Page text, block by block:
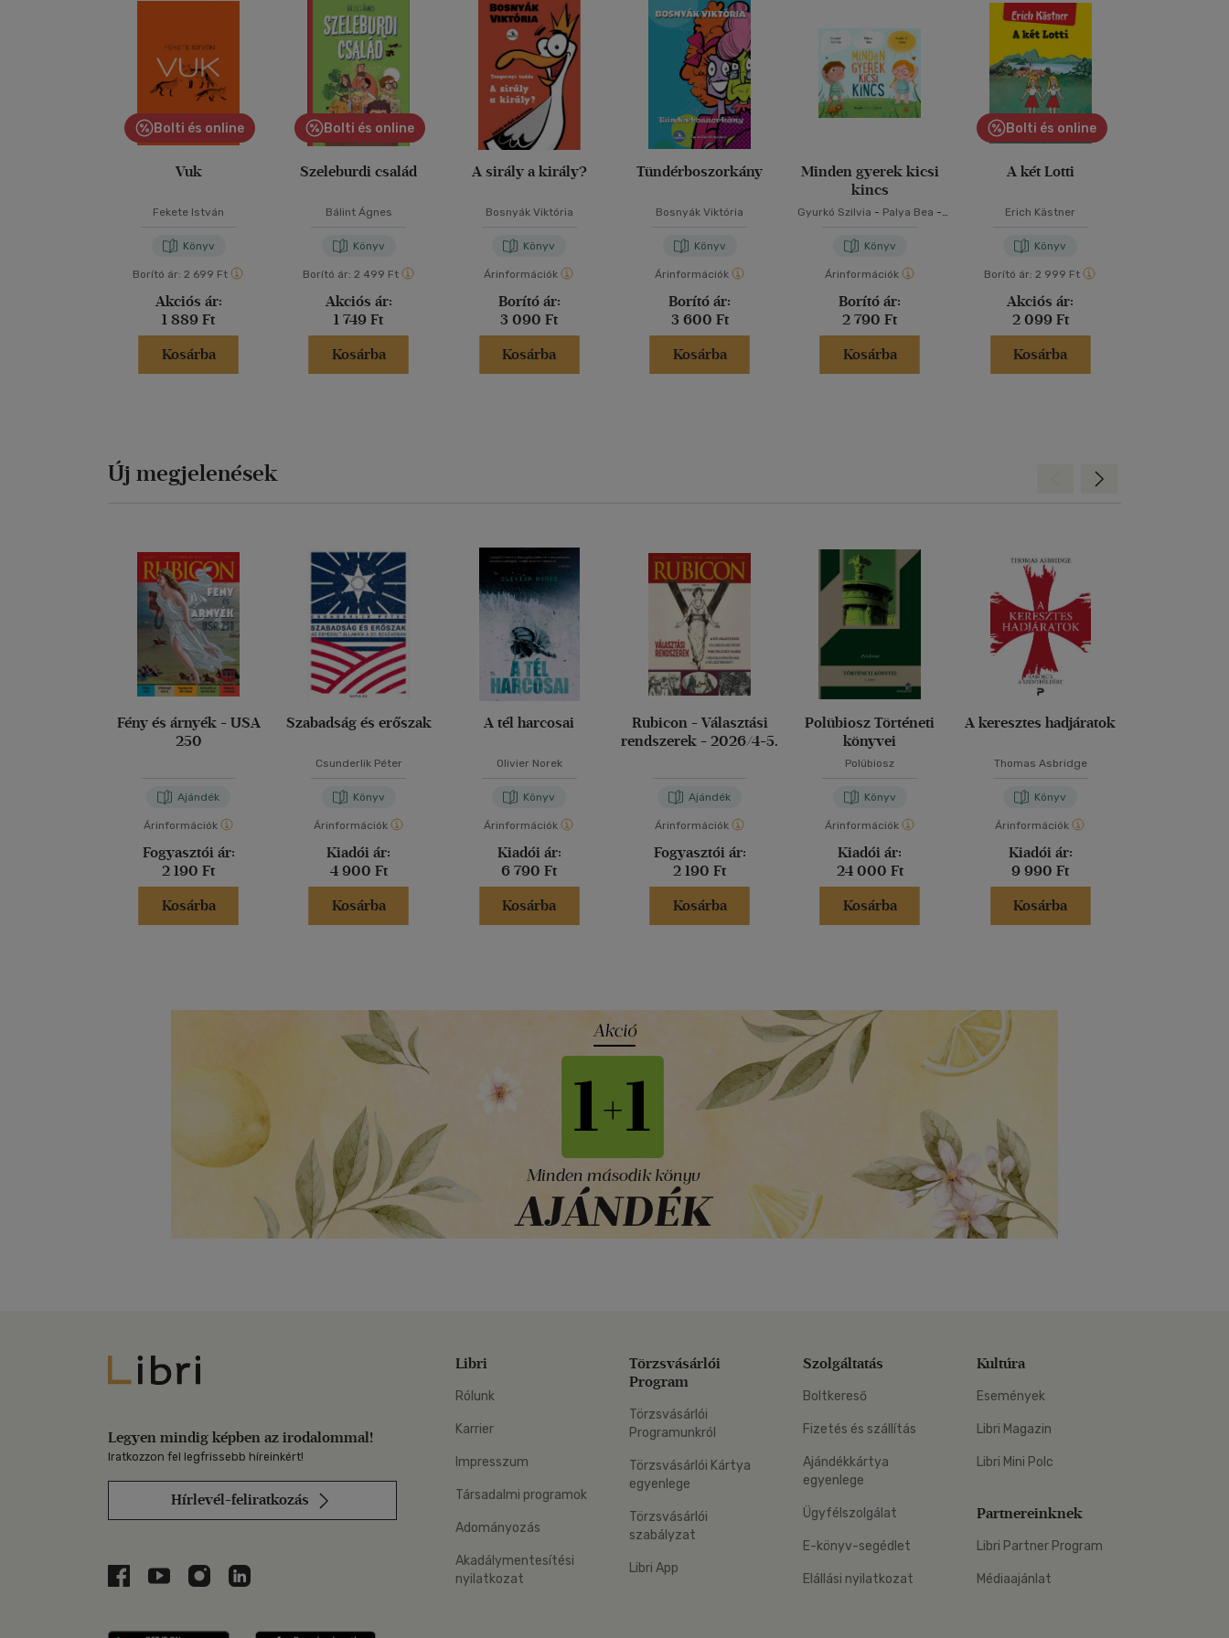
Bolti és online
Vuk
Fekete István
Könyv
Borító ár: 2 699 Ft
Akciós ár:
1 889 Ft
Kosárba
Bolti és online
Szeleburdi család
Bálint Ágnes
Könyv
Borító ár: 2 499 Ft
Akciós ár:
1 749 Ft
Kosárba
A sirály a király?
Bosnyák Viktória
Könyv
Árinformációk
Borító ár:
3 090 Ft
Kosárba
Tündérboszorkány
Bosnyák Viktória
Könyv
Árinformációk
Borító ár:
3 600 Ft
Kosárba
Minden gyerek kicsi
kincs
Gyurkó Szilvia - Palya Bea -
Könyv
Árinformációk
Borító ár:
2 790 Ft
Kosárba
Bolti és online
A két Lotti
Erich Kästner
Könyv
Borító ár: 2 999 Ft
Akciós ár:
2 099 Ft
Kosárba
Új megjelenések
Fény és árnyék - USA
250
Ajándék
Árinformációk
Fogyasztói ár:
2 190 Ft
Kosárba
Szabadság és erőszak
Csunderlik Péter
Könyv
Árinformációk
Kiadói ár:
4 900 Ft
Kosárba
A tél harcosai
Olivier Norek
Könyv
Árinformációk
Kiadói ár:
6 790 Ft
Kosárba
Rubicon - Választási
rendszerek - 2026/4-5.
Ajándék
Árinformációk
Fogyasztói ár:
2 190 Ft
Kosárba
Polübiosz Történeti
könyvei
Polübiosz
Könyv
Árinformációk
Kiadói ár:
24 000 Ft
Kosárba
A keresztes hadjáratok
Thomas Asbridge
Könyv
Árinformációk
Kiadói ár:
9 990 Ft
Kosárba
Előre
Libri
Legyen mindig képben az irodalommal!
Iratkozzon fel legfrissebb híreinkért!
Hírlevél-feliratkozás
Libri a Facebookon
Libri a Youtube-on
Libri az Instagramon
Libri a LinkedInen
Libri
Rólunk
Karrier
Impresszum
Társadalmi programok
Adományozás
Akadálymentesítési
nyilatkozat
Törzsvásárlói
Program
Törzsvásárlói
Programunkról
Törzsvásárlói Kártya
egyenlege
Törzsvásárlói
szabályzat
Libri App
Szolgáltatás
Boltkereső
Fizetés és szállítás
Ajándékkártya
egyenlege
Ügyfélszolgálat
E-könyv-segédlet
Elállási nyilatkozat
Kultúra
Események
Libri Magazin
Libri Mini Polc
Partnereinknek
Libri Partner Program
Médiaajánlat